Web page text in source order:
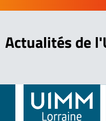
Actualitésde